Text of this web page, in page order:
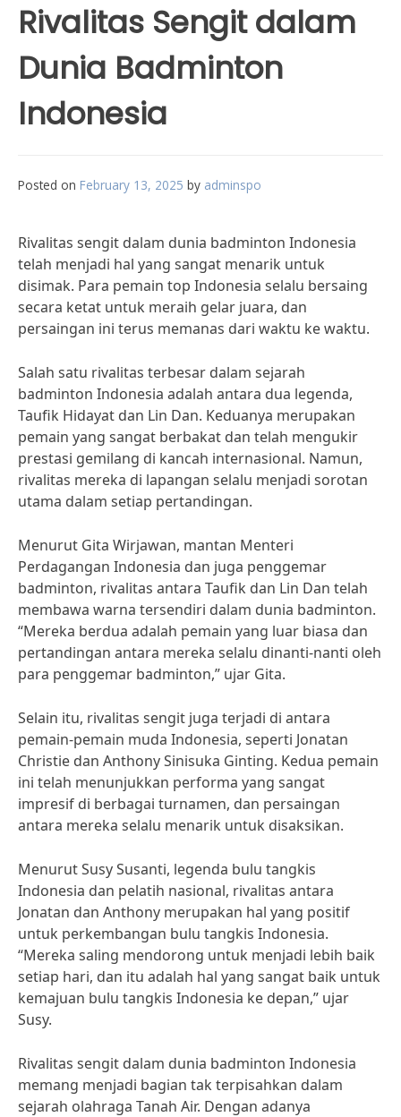
Rivalitas Sengit dalam
Dunia Badminton
Indonesia
Posted on February 13, 2025 by adminspo
Rivalitas sengit dalam dunia badminton Indonesia
telah menjadi hal yang sangat menarik untuk
disimak. Para pemain top Indonesia selalu bersaing
secara ketat untuk meraih gelar juara, dan
persaingan ini terus memanas dari waktu ke waktu.
Salah satu rivalitas terbesar dalam sejarah
badminton Indonesia adalah antara dua legenda,
Taufik Hidayat dan Lin Dan. Keduanya merupakan
pemain yang sangat berbakat dan telah mengukir
prestasi gemilang di kancah internasional. Namun,
rivalitas mereka di lapangan selalu menjadi sorotan
utama dalam setiap pertandingan.
Menurut Gita Wirjawan, mantan Menteri
Perdagangan Indonesia dan juga penggemar
badminton, rivalitas antara Taufik dan Lin Dan telah
membawa warna tersendiri dalam dunia badminton.
“Mereka berdua adalah pemain yang luar biasa dan
pertandingan antara mereka selalu dinanti-nanti oleh
para penggemar badminton,” ujar Gita.
Selain itu, rivalitas sengit juga terjadi di antara
pemain-pemain muda Indonesia, seperti Jonatan
Christie dan Anthony Sinisuka Ginting. Kedua pemain
ini telah menunjukkan performa yang sangat
impresif di berbagai turnamen, dan persaingan
antara mereka selalu menarik untuk disaksikan.
Menurut Susy Susanti, legenda bulu tangkis
Indonesia dan pelatih nasional, rivalitas antara
Jonatan dan Anthony merupakan hal yang positif
untuk perkembangan bulu tangkis Indonesia.
“Mereka saling mendorong untuk menjadi lebih baik
setiap hari, dan itu adalah hal yang sangat baik untuk
kemajuan bulu tangkis Indonesia ke depan,” ujar
Susy.
Rivalitas sengit dalam dunia badminton Indonesia
memang menjadi bagian tak terpisahkan dalam
sejarah olahraga Tanah Air. Dengan adanya